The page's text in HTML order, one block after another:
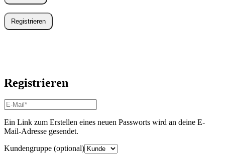
Registrieren
Registrieren
E-
Mail-
Adresse*
Erforderlich
Ein Link zum Erstellen eines neuen Passworts wird an deine E-
Mail-Adresse gesendet.
Kundengruppe (optional)